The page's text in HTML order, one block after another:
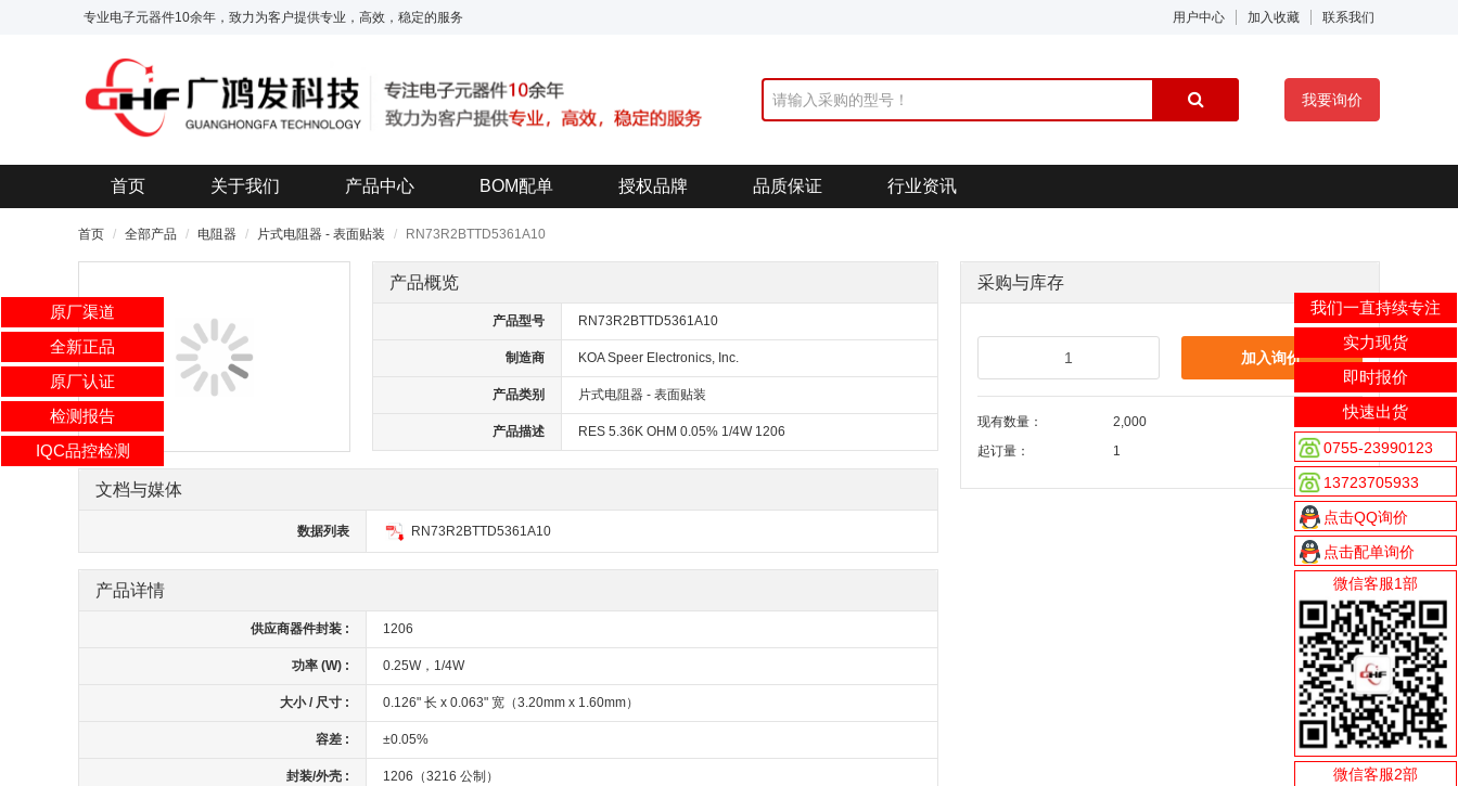
专业电子元器件10余年，致力为客户提供专业，高效，稳定的服务 用户中心 加入收藏 联系我们
我要询价
首页 关于我们 产品中心 BOM配单 授权品牌 品质保证 行业资讯
首页 全部产品 电阻器 片式电阻器 - 表面贴装 RN73R2BTTD5361A10
产品概览
产品型号 RN73R2BTTD5361A10
制造商 KOA Speer Electronics, Inc.
产品类别 片式电阻器 - 表面贴装
产品描述 RES 5.36K OHM 0.05% 1/4W 1206
文档与媒体
数据列表 RN73R2BTTD5361A10
产品详情
供应商器件封装 : 1206
功率 (W) : 0.25W，1/4W
大小 / 尺寸 : 0.126" 长 x 0.063" 宽（3.20mm x 1.60mm）
容差 : ±0.05%
封装/外壳 : 1206（3216 公制）
采购与库存
加入询价
现有数量：
2,000
起订量：
1
我们一直持续专注
实力现货
即时报价
快速出货
0755-23990123
13723705933
点击QQ询价
点击配单询价
微信客服1部
微信客服2部
原厂渠道
全新正品
原厂认证
检测报告
IQC品控检测